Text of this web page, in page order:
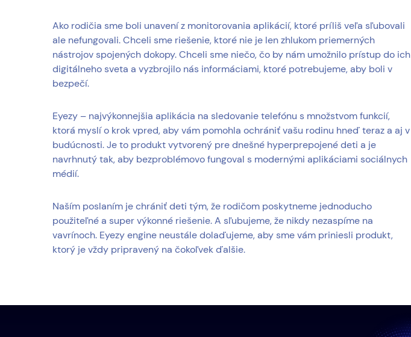
Ako rodičia sme boli unavení z monitorovania aplikácií, ktoré príliš veľa sľubovali
ale nefungovali. Chceli sme riešenie, ktoré nie je len zhlukom priemerných
nástrojov spojených dokopy. Chceli sme niečo, čo by nám umožnilo prístup do ich
digitálneho sveta a vyzbrojilo nás informáciami, ktoré potrebujeme, aby boli v
bezpečí.
Eyezy – najvýkonnejšia aplikácia na sledovanie telefónu s množstvom funkcií,
ktorá myslí o krok vpred, aby vám pomohla ochrániť vašu rodinu hneď teraz a aj v
budúcnosti. Je to produkt vytvorený pre dnešné hyperprepojené deti a je
navrhnutý tak, aby bezproblémovo fungoval s modernými aplikáciami sociálnych
médií.
Naším poslaním je chrániť deti tým, že rodičom poskytneme jednoducho
použiteľné a super výkonné riešenie. A sľubujeme, že nikdy nezaspíme na
vavrínoch. Eyezy engine neustále dolaďujeme, aby sme vám priniesli produkt,
ktorý je vždy pripravený na čokoľvek ďalšie.